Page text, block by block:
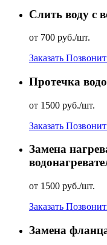
Слить воду с
от 700 руб./шт.
Заказать
Протечка
от 1500 руб./шт.
Заказать
Замена
от 1500 руб./шт.
Заказать
Замена